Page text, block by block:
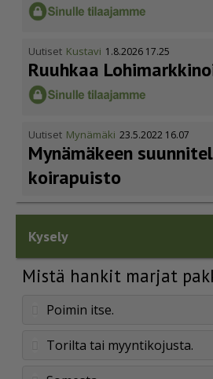
Uutiset Kustavi 1.8.2026 17.25
Ruuhkaa
Uutiset Mynämäki 23.5.2022 16.07
Mynämäkeen
koirapuisto
Kysely
Mistä hankit marjat
Poimin itse.
Torilta tai myyntikojusta.